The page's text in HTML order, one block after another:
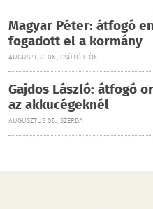
Magyar Péter: átfogó
fogadott el a kormány
AUGUSZTUS 06., CSÜTÖRTÖK
Gajdos László: átfogó
az akkucégeknél
AUGUSZTUS 05., SZERDA